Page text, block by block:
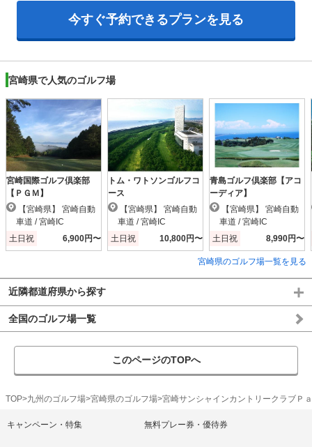
今すぐ予約できるプランを見る
宮崎県で人気のゴルフ場
宮崎国際ゴルフ倶楽部
【ＰＧＭ】
車道 / 宮崎IC
土日祝
6,900円〜
トム・ワトソンゴルフコ
ース
車道 / 宮崎IC
土日祝
10,800円〜
青島ゴルフ倶楽部【アコ
ーディア】
車道 / 宮崎IC
土日祝
8,990円〜
宮崎県のゴルフ場一覧を見る
近隣都道府県から探す
全国のゴルフ場一覧
このページのTOPへ
TOP 九州のゴルフ場 宮崎県のゴルフ場 宮崎サンシャインカントリークラブ
キャンペーン・特集 無料プレー券・優待券